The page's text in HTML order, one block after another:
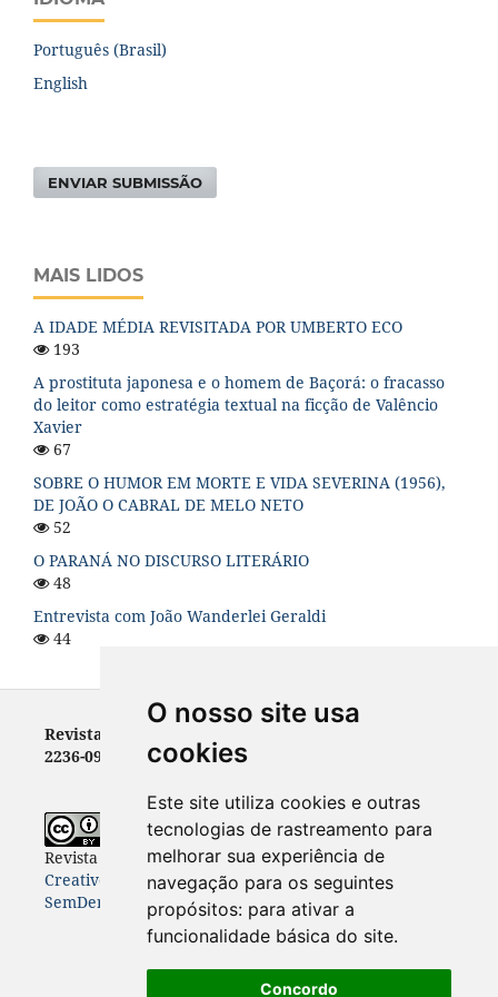
O nosso site usa
cookies
Este site utiliza cookies e outras
tecnologias de rastreamento para
melhorar sua experiência de
navegação para os seguintes
propósitos: para ativar a
funcionalidade básica do site.
Concordo
Português (Brasil)
English
ENVIAR SUBMISSÃO
MAIS LIDOS
A IDADE MÉDIA REVISITADA POR UMBERTO ECO
193
A prostituta japonesa e o homem de Baçorá: o fracasso
do leitor como estratégia textual na ficção de Valêncio
Xavier
67
SOBRE O HUMOR EM MORTE E VIDA SEVERINA (1956),
DE JOÃO O CABRAL DE MELO NETO
52
O PARANÁ NO DISCURSO LITERÁRIO
48
Entrevista com João Wanderlei Geraldi
44
Revista Letras - ISSN 0100-0888 (versão impressa) e
2236-0999 (versão eletrônica)
Revista Letrasestá licenciada com uma Licença
Creative Commons Atribuição-NãoComercial-
SemDerivações 4.0 Internacional .